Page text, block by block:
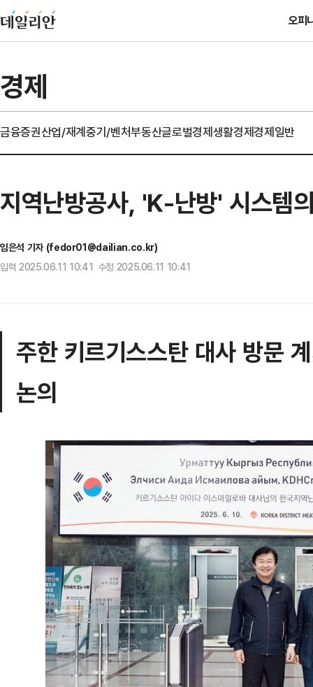
오피
경제
금융증권산업/재계중기/벤처부동산글로벌경제생활경제경제일반
지역난방공사, 'K-난방' 시스템
임은석 기자 (fedor01@dailian.co.kr)
입력 2025.06.11 10:41 수정 2025.06.11 10:41
주한 키르기스스탄 대사 방문
논의